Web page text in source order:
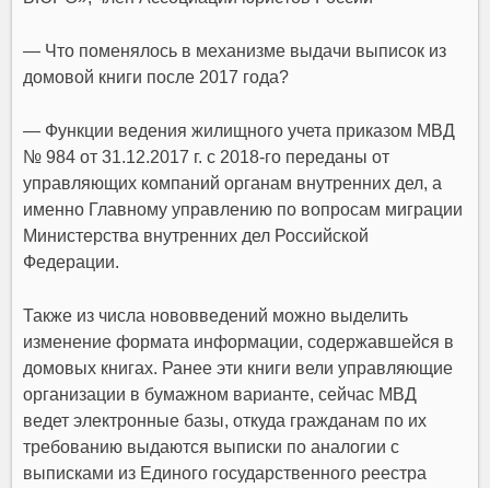
— Что поменялось в механизме выдачи выписок из
домовой книги после 2017 года?
— Функции ведения жилищного учета приказом МВД
№ 984 от 31.12.2017 г. с 2018-го переданы от
управляющих компаний органам внутренних дел, а
именно Главному управлению по вопросам миграции
Министерства внутренних дел Российской
Федерации.
Также из числа нововведений можно выделить
изменение формата информации, содержавшейся в
домовых книгах. Ранее эти книги вели управляющие
организации в бумажном варианте, сейчас МВД
ведет электронные базы, откуда гражданам по их
требованию выдаются выписки по аналогии с
выписками из Единого государственного реестра